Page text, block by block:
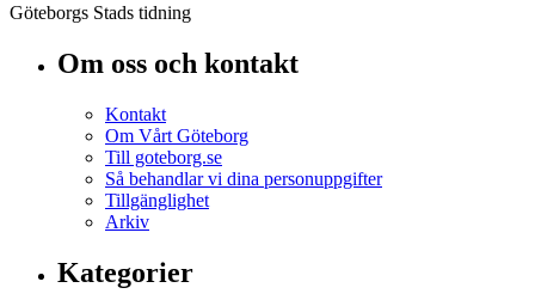
Göteborgs Stads tidning
Om oss och kontakt
Kontakt
Om Vårt Göteborg
Till goteborg.se
Så behandlar vi dina personuppgifter
Tillgänglighet
Arkiv
Kategorier